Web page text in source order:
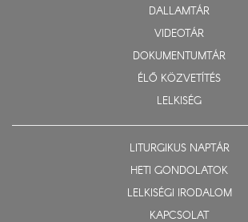
DALLAMTÁR
VIDEOTÁR
DOKUMENTUMTÁR
ÉLŐ KÖZVETÍTÉS
LELKISÉG
LITURGIKUS NAPTÁR
HETI GONDOLATOK
LELKISÉGI IRODALOM
KAPCSOLAT